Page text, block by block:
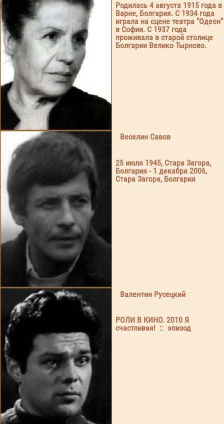
Родилась 4 августа 1915 года в
Варне, Болгария. С 1934 года
играла на сцене театра "Одеон"
в Софии. С 1937 года
проживала в старой столице
Болгарии Велико Тырново.
Веселин Савов
25 июля 1945, Стара Загора,
Болгария - 1 декабря 2006,
Стара Загора, Болгария
Валентин Русецкий
РОЛИ В КИНО. 2010 Я
счастливая! :: эпизод